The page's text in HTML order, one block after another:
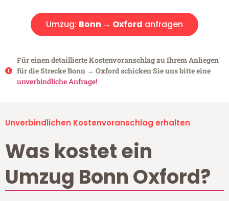
Umzug: Bonn → Oxford anfragen
Für einen detaillierte Kostenvoranschlag zu Ihrem Anliegen
für die Strecke Bonn → Oxford schicken Sie uns bitte eine
unverbindliche Anfrage!
Unverbindlichen Kostenvoranschlag erhalten
Was kostet ein
Umzug Bonn Oxford?